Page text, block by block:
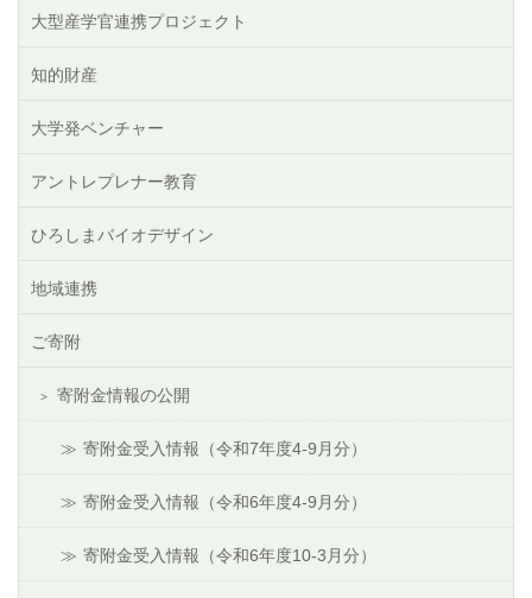
大型産学官連携プロジェクト
知的財産
大学発ベンチャー
アントレプレナー教育
ひろしまバイオデザイン
地域連携
ご寄附
寄附金情報の公開
寄附金受入情報（令和7年度4-9月分）
寄附金受入情報（令和6年度4-9月分）
寄附金受入情報（令和6年度10-3月分）